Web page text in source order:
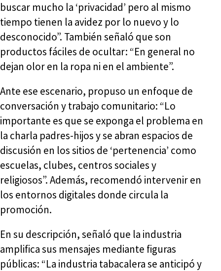
buscar mucho la ‘privacidad’ pero al mismo
tiempo tienen la avidez por lo nuevo y lo
desconocido”. También señaló que son
productos fáciles de ocultar: “En general no
dejan olor en la ropa ni en el ambiente”.
Ante ese escenario, propuso un enfoque de
conversación y trabajo comunitario: “Lo
importante es que se exponga el problema en
la charla padres-hijos y se abran espacios de
discusión en los sitios de ‘pertenencia’ como
escuelas, clubes, centros sociales y
religiosos”. Además, recomendó intervenir en
los entornos digitales donde circula la
promoción.
En su descripción, señaló que la industria
amplifica sus mensajes mediante figuras
públicas: “La industria tabacalera se anticipó y